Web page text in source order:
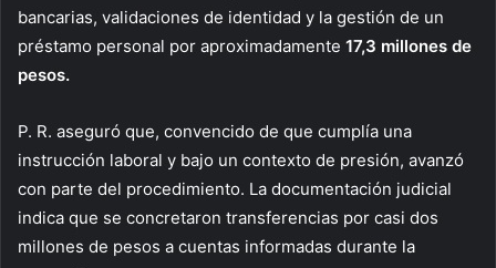
bancarias, validaciones de identidad y la gestión de un
préstamo personal por aproximadamente 17,3 millones de
pesos.
P. R. aseguró que, convencido de que cumplía una
instrucción laboral y bajo un contexto de presión, avanzó
con parte del procedimiento. La documentación judicial
indica que se concretaron transferencias por casi dos
millones de pesos a cuentas informadas durante la